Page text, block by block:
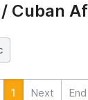
Cuban
1 Next End